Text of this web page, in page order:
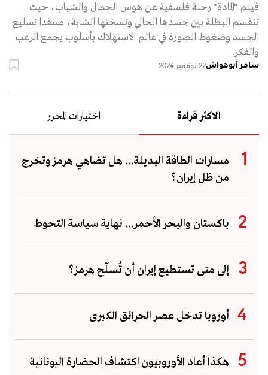
فيلم "المادة" رحلة فلسفية عن هوس الجمال والشباب، حيث
تنقسم البطلة بين جسدها الحالي ونسختها الشابة، منتقدا تسليع
الجسد وضغوط الصورة في عالم الاستهلاك بأسلوب يجمع الرعب
والفكر.
سامر أبوهواش22 نوفمبر 2024
الاكثر قراءة اختيارات المحرر
مسارات الطاقة البديلة... هل تضاهي هرمز وتخرج
من ظل إيران؟
باكستان والبحر الأحمر... نهاية سياسة التحوط
إلى متى تستطيع إيران أن تُسلّح هرمز؟
أوروبا تدخل عصر الحرائق الكبرى
هكذا أعاد الأوروبيون اكتشاف الحضارة اليونانية